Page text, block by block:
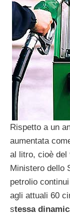
Rispetto a un
aumentata
al litro, cioè del
Ministero dello
petrolio
agli attuali 60
stessa